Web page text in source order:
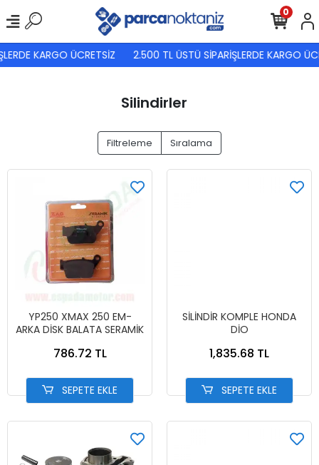
KARGO ÜCRETSİZ 2.500 TL ÜSTÜ SİPARİŞLERDE KARGO
0
Silindirler
Filtreleme Sıralama
YP250 XMAX 250 EM-
ARKA DİSK BALATA SERAMİK
786.72 TL
SEPETE EKLE
SİLİNDİR KOMPLE HONDA
DİO
1,835.68 TL
SEPETE EKLE